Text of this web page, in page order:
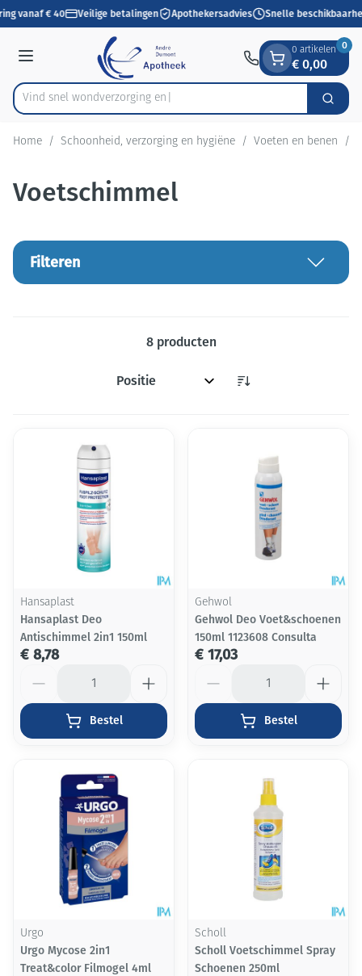
Ga naar de inhoud
1 van 1
vanaf € 40 Veilige betalingen Apothekersadvies Snelle
Menu
Product, merk, categorie...
Vind snel wondverzo Zoek
0 artikelen
€ 0,00
0
Home / Schoonheid, verzorging en hygiëne / Voeten en benen /
Voetschimmel
Filteren
8producten
Sorteer op:
Hansaplast
Hansaplast Deo
Antischimmel 2in1 150ml
€ 8,78
Bestel
Gehwol
Gehwol Deo Voet&schoenen
150ml 1123608 Consulta
€ 17,03
Bestel
Urgo
Urgo Mycose 2in1
Treat&color Filmogel 4ml
Scholl
Scholl Voetschimmel Spray
Schoenen 250ml